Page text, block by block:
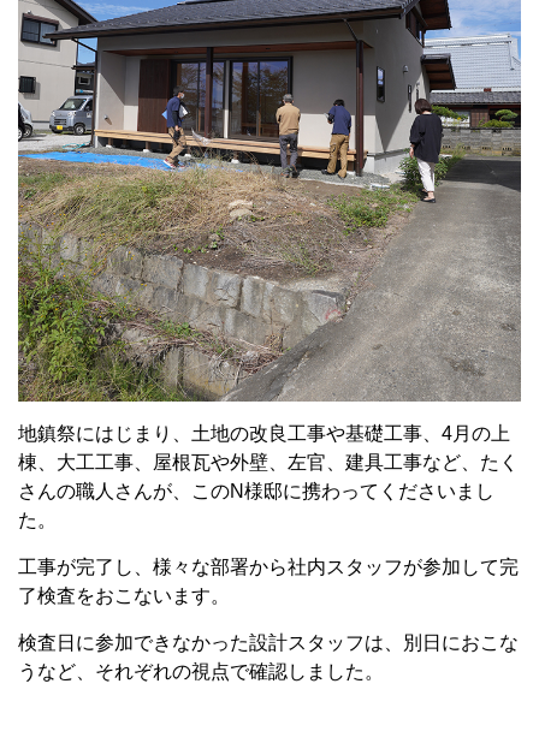
地鎮祭にはじまり、土地の改良工事や基礎工事、 4月の上
棟、大工工事、屋根瓦や外壁、左官、建具工事など、たく
さんの職人さんが、このN様邸に携わってくださいまし
た。
工事が完了し、様々な部署から社内スタッフが参加して完
了検査をおこないます。
検査日に参加できなかった設計スタッフは、別日におこな
うなど、それぞれの視点で確認しました。